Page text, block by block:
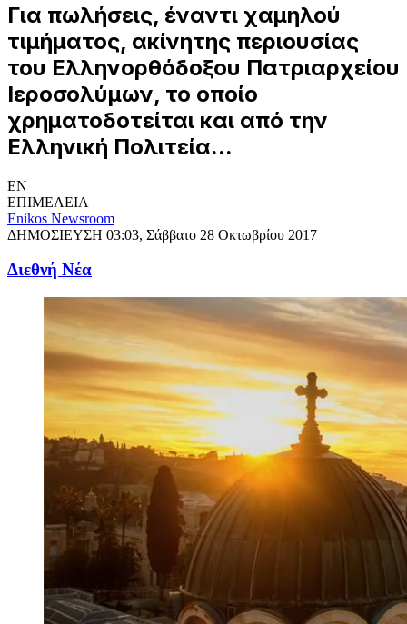
Για πωλήσεις, έναντι χαμηλού
τιμήματος, ακίνητης περιουσίας
του Ελληνορθόδοξου Πατριαρχείου
Ιεροσολύμων, το οποίο
χρηματοδοτείται και από την
Ελληνική Πολιτεία...
EN
ΕΠΙΜΕΛΕΙΑ
Enikos Newsroom
ΔΗΜΟΣΙΕΥΣΗ 03:03, Σάββατο 28 Οκτωβρίου 2017
Διεθνή Νέα